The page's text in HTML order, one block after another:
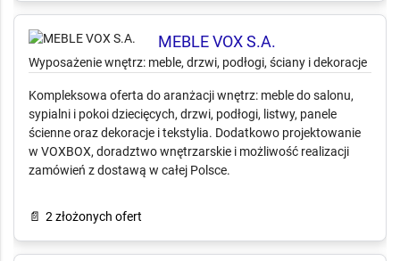
od projektu i doboru materiałów po produkcję i montaż, z
📄 1 złożonych ofert
MEBLE VOX S.A.
Wyposażenie wnętrz: meble, drzwi, podłogi, ściany i dekoracje
ścienne oraz dekoracje i tekstylia. Dodatkowo projektowanie
w VOXBOX, doradztwo wnętrzarskie i możliwość realizacji